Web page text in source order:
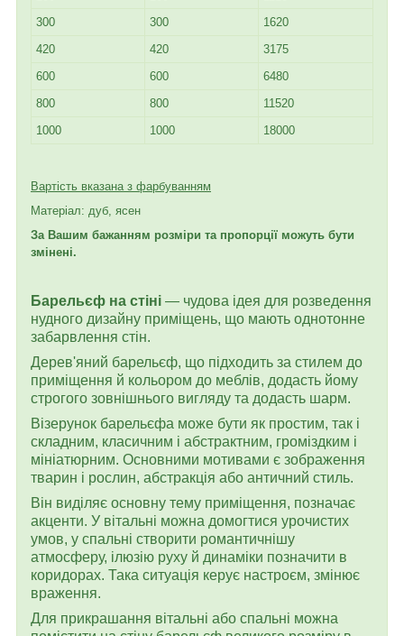
300
300
1620
420
420
3175
600
600
6480
800
800
11520
1000
1000 18000
Вартість вказана з фарбуванням
Матеріал: дуб, ясен
За Вашим бажанням розміри та пропорції можуть бути
змінені.
Барельєф на стіні — чудова ідея для розведення
нудного дизайну приміщень, що мають однотонне
забарвлення стін.
Дерев'яний барельєф, що підходить за стилем до
приміщення й кольором до меблів, додасть йому
строгого зовнішнього вигляду та додасть шарм.
Візерунок барельєфа може бути як простим, так і
складним, класичним і абстрактним, громіздким і
мініатюрним. Основними мотивами є зображення
тварин і рослин, абстракція або античний стиль.
Він виділяє основну тему приміщення, позначає
акценти. У вітальні можна домогтися урочистих
умов, у спальні створити романтичнішу
атмосферу, ілюзію руху й динаміки позначити в
коридорах. Така ситуація керує настроєм, змінює
враження.
Для прикрашання вітальні або спальні можна